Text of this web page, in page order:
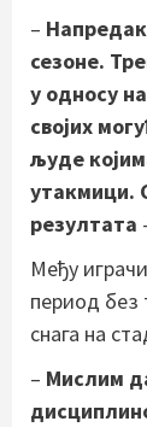
–
сезоне.
у односу
својих
људе
утакмици.
резултата
Међу
период без
снага на
– Мислим